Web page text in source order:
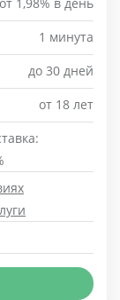
1 минута
до 30 дней
от 18 лет